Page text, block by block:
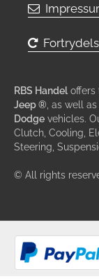
RBS Handel offers
Jeep ® , as well
Dodge vehicles.
Clutch, Cooling,
Steering,
© All rights